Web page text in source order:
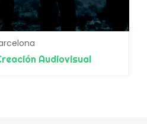
Audiovisual